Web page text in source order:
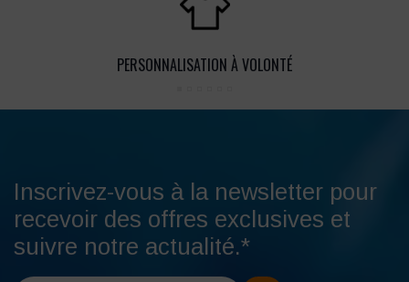
PERSONNALISATION À VOLONTÉ
Inscrivez-vous à la newsletter pour
recevoir des offres exclusives et
suivre notre actualité.*